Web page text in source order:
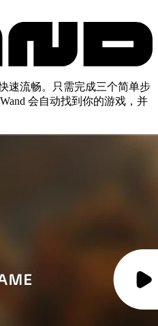
速流畅。只需完成三个简单步
会自动找到你的游戏，并